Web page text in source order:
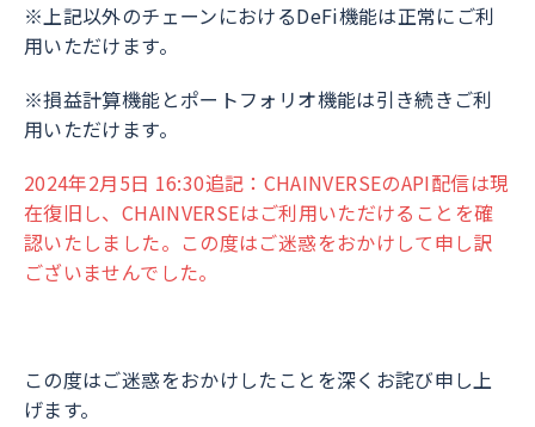
​※上記以外のチェーンにおけるDeFi機能は正常にご利
用いただけます。
※損益計算機能とポートフォリオ機能は引き続きご利
用いただけます。
2024年2月5日 16:30追記​：CHAINVERSEのAPI配信は現
在復旧し、CHAINVERSEはご利用いただけることを確
認いたしました。この度はご迷惑をおかけして申し訳
ございませんでした。​
この度はご迷惑をおかけしたことを深くお詫び申し上
げます。​